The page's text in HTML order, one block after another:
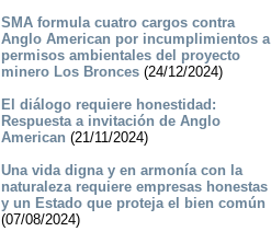
SMA formula cuatro cargos contra
Anglo American por incumplimientos a
permisos ambientales del proyecto
minero Los Bronces(24/12/2024)
El diálogo requiere honestidad:
Respuesta a invitación de Anglo
American (21/11/2024)
Una vida digna y en armonía con la
naturaleza requiere empresas honestas
y un Estado que proteja el bien común
(07/08/2024)